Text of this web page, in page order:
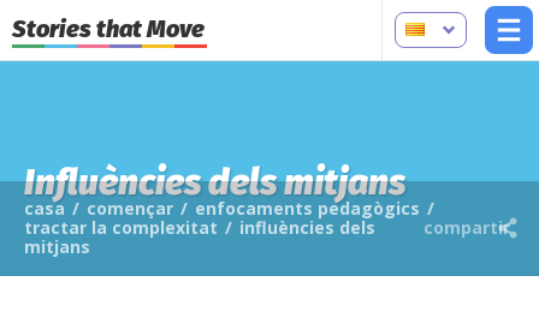
Stories that Move
Influències dels mitjans
casa / començar / enfocaments pedagògics /
tractar la complexitat / influències dels
mitjans
compartir